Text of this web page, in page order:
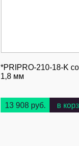
*PRIPRO-210-18-K
1,8 мм
13 908 руб. в